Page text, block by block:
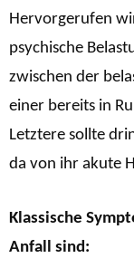
Hervorgerufen
psychische
zwischen der
einer bereits in
Letztere sollte
da von ihr akute
Klassische
Anfall sind: